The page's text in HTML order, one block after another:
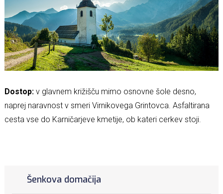
Dostop:v glavnem križišču mimo osnovne šole desno,
naprej naravnost v smeri Virnikovega Grintovca. Asfaltirana
cesta vse do Karničarjeve kmetije, ob kateri cerkev stoji.
Šenkova domačija